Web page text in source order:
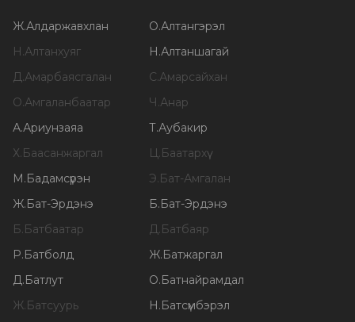
Ж.Алдаржавхлан О.Алтангэрэл
Н.Алтанхуяг Н.Алтаншагай
Д.Амарбаясгалан С.Амарсайхан
О.Амгаланбаатар Ч.Анар
А.Ариунзаяа Т.Аубакир
Х.Баасанжаргал Ц.Баатархүү
М.Бадамсүрэн Э.Бат-Амгалан
Ж.Бат-Эрдэнэ Б.Бат-Эрдэнэ
Б.Батбаатар Д.Батбаяр
Р.Батболд Ж.Батжаргал
Д.Батлут О.Батнайрамдал
Ж.Батсуурь Н.Батсүмбэрэл